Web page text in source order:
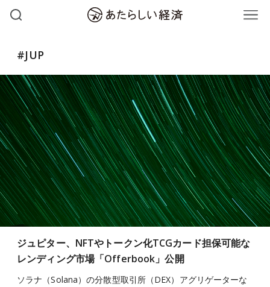
#JUP
ジュピター、NFTやトークン化TCGカード担保可能な
レンディング市場「Offerbook」公開
ソラナ（Solana）の分散型取引所（DEX）アグリゲーターな